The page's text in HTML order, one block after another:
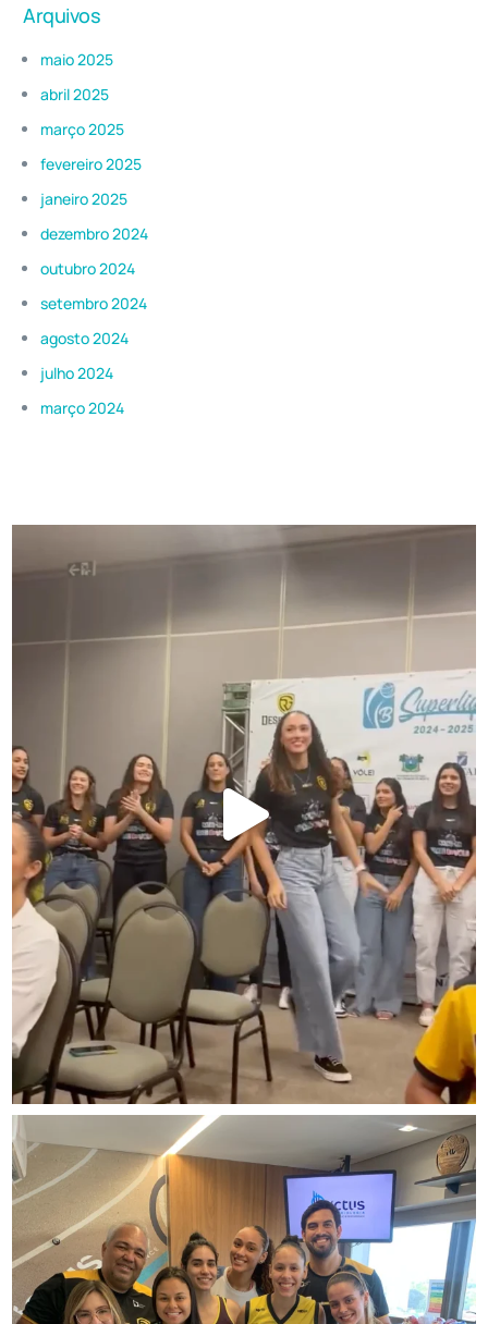
Arquivos
maio 2025
abril 2025
março 2025
fevereiro 2025
janeiro 2025
dezembro 2024
outubro 2024
setembro 2024
agosto 2024
julho 2024
março 2024